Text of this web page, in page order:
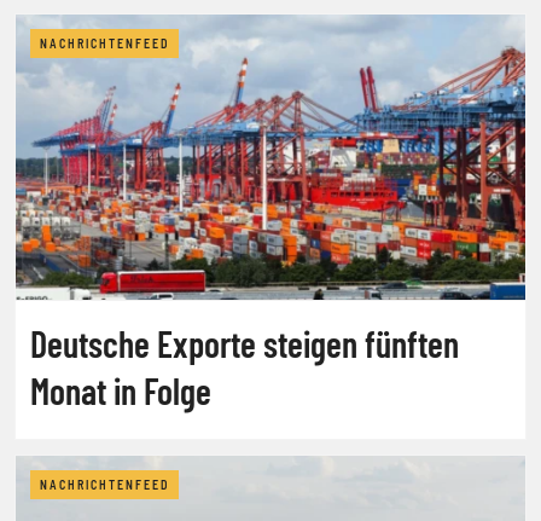
NACHRICHTENFEED
Deutsche Exporte steigen fünften
Monat in Folge
NACHRICHTENFEED